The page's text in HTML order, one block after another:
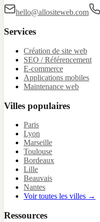
hello@allositeweb.com
Services
Création de site web
SEO / Référencement
E-commerce
Applications mobiles
Maintenance web
Villes populaires
Paris
Lyon
Marseille
Toulouse
Bordeaux
Lille
Beauvais
Nantes
Voir toutes les villes →
Ressources